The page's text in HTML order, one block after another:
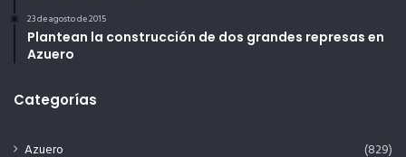
23 de agosto de 2015
Plantean la construcción de dos grandes represas en
Azuero
Categorías
Azuero
(829)